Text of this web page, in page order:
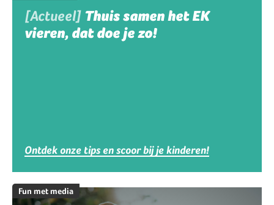
[Actueel] Thuis samen het EK
vieren, dat doe je zo!
Ontdek onze tips en scoor bij je kinderen!
Fun met media